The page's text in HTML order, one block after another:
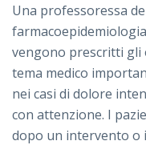
Una professoressa
vengono prescritti gli
tema medico
nei casi di dolore
con attenzione. I
dopo un intervento o